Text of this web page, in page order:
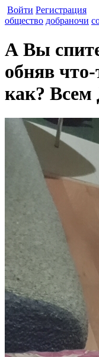
Войти Регистрация
общество добраночи
А Вы
обняв
как? Всем